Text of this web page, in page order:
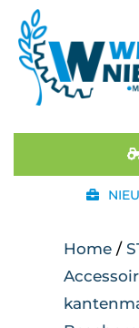
naar
inhoud
Home /